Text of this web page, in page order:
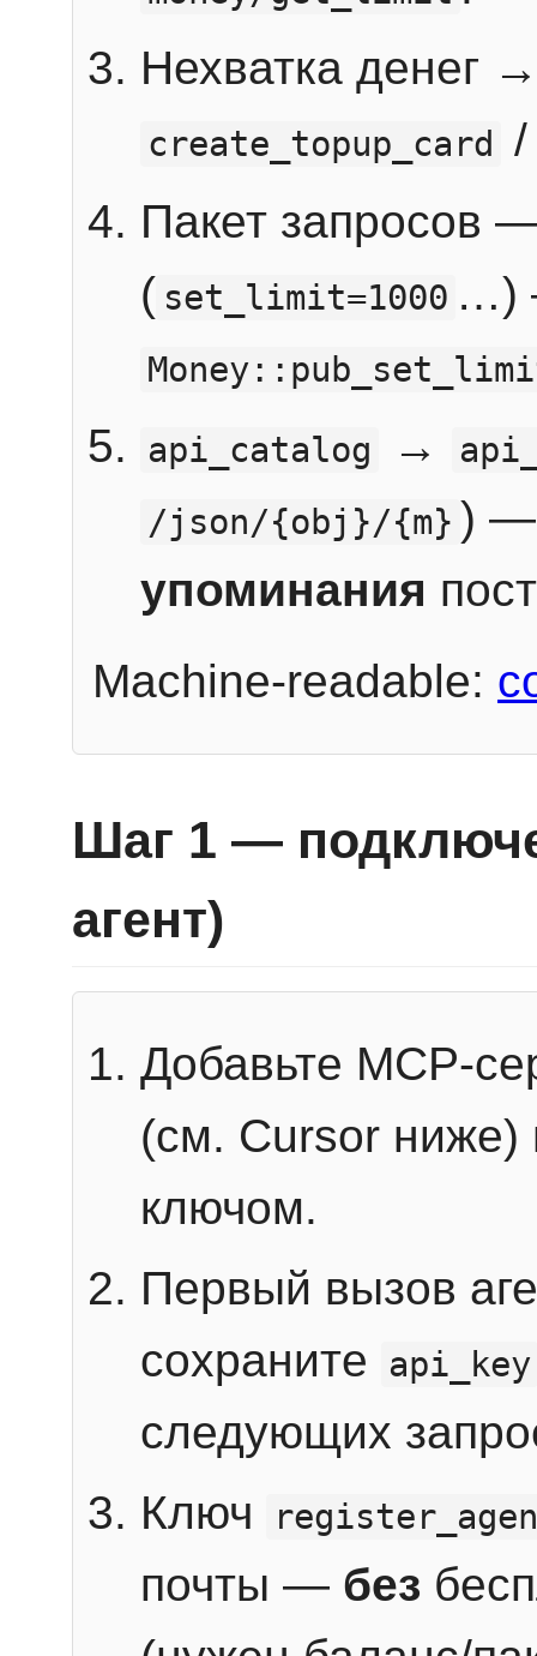
Нехватка денег
create_topup_card
Пакет запросов
( set_limit=1000 …)
api_catalog
→
/json/{obj}/{m} ) —
упоминания
Machine-readable:
Шаг 1 —
агент)
Добавьте MCP-
(см. Cursor ниже)
ключом.
Первый вызов
сохраните
api_key
следующих
Ключ
почты — без